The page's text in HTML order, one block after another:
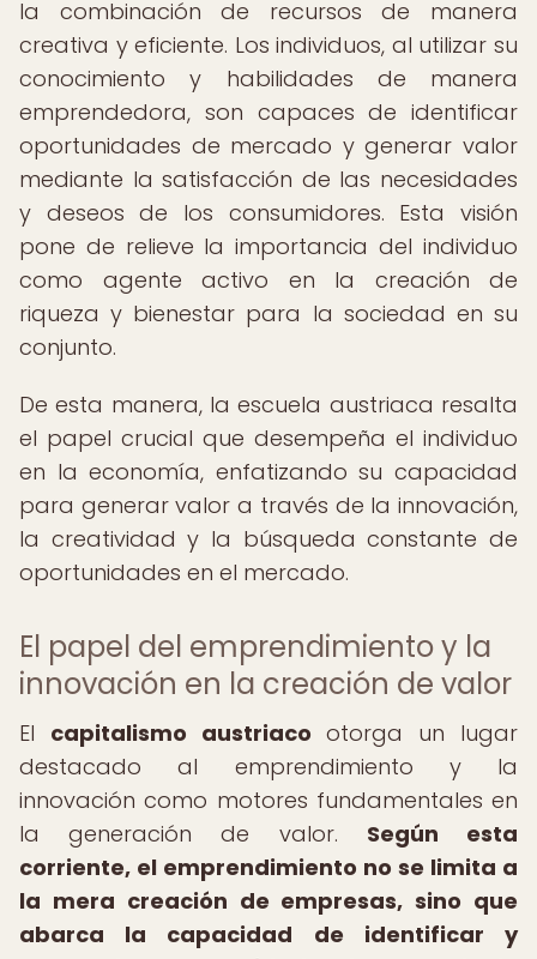
la combinación de recursos de manera
creativa y eficiente. Los individuos, al utilizar su
conocimiento y habilidades de manera
emprendedora, son capaces de identificar
oportunidades de mercado y generar valor
mediante la satisfacción de las necesidades
y deseos de los consumidores. Esta visión
pone de relieve la importancia del individuo
como agente activo en la creación de
riqueza y bienestar para la sociedad en su
conjunto.
De esta manera, la escuela austriaca resalta
el papel crucial que desempeña el individuo
en la economía, enfatizando su capacidad
para generar valor a través de la innovación,
la creatividad y la búsqueda constante de
oportunidades en el mercado.
El papel del emprendimiento y la
innovación en la creación de valor
El capitalismo austriaco otorga un lugar
destacado al emprendimiento y la
innovación como motores fundamentales en
la generación de valor. Según esta
corriente, el emprendimiento no se limita a
la mera creación de empresas, sino que
abarca la capacidad de identificar y